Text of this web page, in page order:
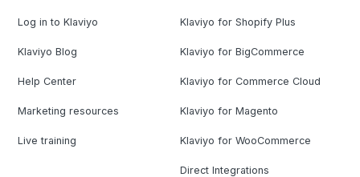
Log in to Klaviyo
Klaviyo Blog
Help Center
Marketing resources
Live training
Klaviyo for Shopify Plus
Klaviyo for BigCommerce
Klaviyo for Commerce Cloud
Klaviyo for Magento
Klaviyo for WooCommerce
Direct Integrations